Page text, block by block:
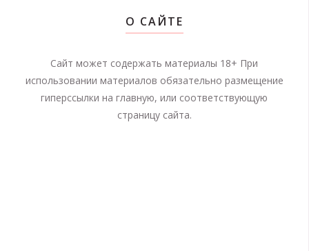
О САЙТЕ
Сайт может содержать материалы 18+ При
использовании материалов обязательно размещение
гиперссылки на главную, или соответствующую
страницу сайта.